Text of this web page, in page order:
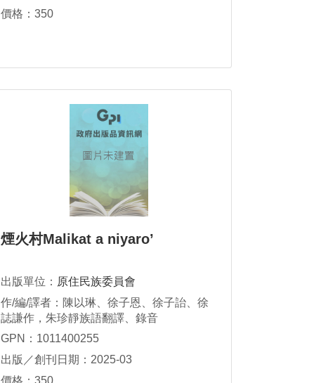
價格：350
煙火村Malikat a niyaro’
出版單位： 原住民族委員會
作/編/譯者：陳以琳、徐子恩、徐子詒、徐
誌謙作，朱珍靜族語翻譯、錄音
GPN：1011400255
出版／創刊日期：2025-03